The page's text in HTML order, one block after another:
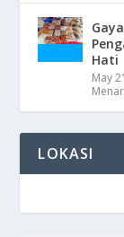
Hati
May
LOKASI